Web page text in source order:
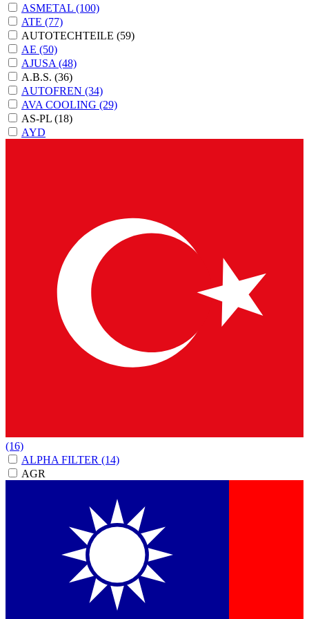
ASMETAL (100)
ATE (77)
AUTOTECHTEILE (59)
AE (50)
AJUSA(48)
A.B.S. (36)
AUTOFREN (34)
AVA COOLING (29)
AS-PL (18)
AYD
(16)
ALPHA FILTER (14)
AGR